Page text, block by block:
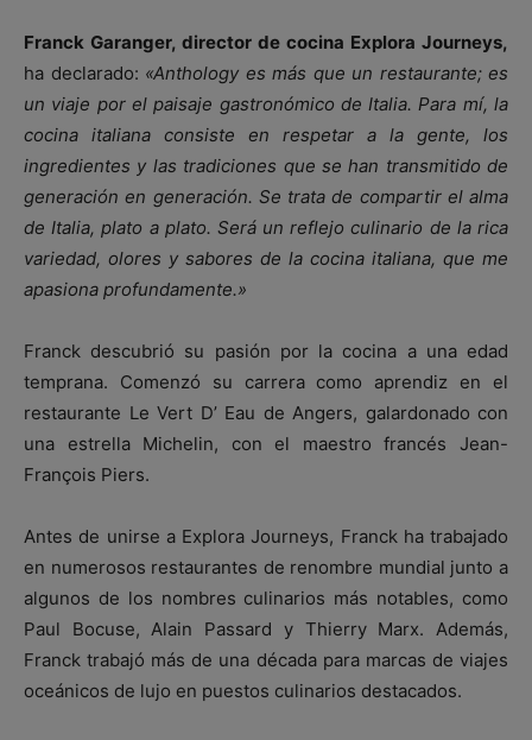
Franck Garanger, director de cocina Explora Journeys,
ha declarado: «Anthology es más que un restaurante; es
un viaje por el paisaje gastronómico de Italia. Para mí, la
cocina italiana consiste en respetar a la gente, los
ingredientes y las tradiciones que se han transmitido de
generación en generación. Se trata de compartir el alma
de Italia, plato a plato. Será un reflejo culinario de la rica
variedad, olores y sabores de la cocina italiana, que me
apasiona profundamente.»
Franck descubrió su pasión por la cocina a una edad
temprana. Comenzó su carrera como aprendiz en el
restaurante Le Vert D’ Eau de Angers, galardonado con
una estrella Michelin, con el maestro francés Jean-
François Piers.
Antes de unirse a Explora Journeys, Franck ha trabajado
en numerosos restaurantes de renombre mundial junto a
algunos de los nombres culinarios más notables, como
Paul Bocuse, Alain Passard y Thierry Marx. Además,
Franck trabajó más de una década para marcas de viajes
oceánicos de lujo en puestos culinarios destacados.